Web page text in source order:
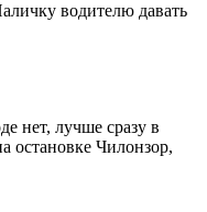
водителю давать
нет, лучше сразу в
остановке Чилонзор,